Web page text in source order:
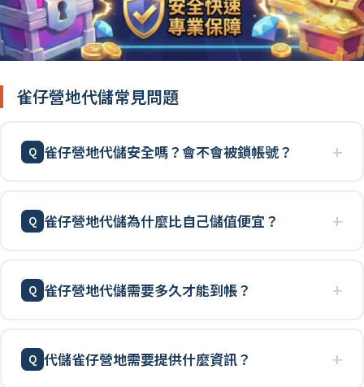
雀仔營地代儲常見問題
雀仔營地代儲安全嗎？會不會被鎖帳號？
雀仔營地代儲為什麼比自己儲值便宜？
雀仔營地代儲需要多久才能到帳？
代儲雀仔營地需要提供什麼資訊？